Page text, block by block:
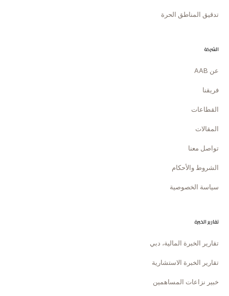
تدقيق المناطق الحرة
الشركة
عن AAB
فريقنا
القطاعات
المقالات
تواصل معنا
الشروط والأحكام
سياسة الخصوصية
تقارير الخبرة
تقارير الخبرة المالية، دبي
تقارير الخبرة الاستشارية
خبير نزاعات المساهمين